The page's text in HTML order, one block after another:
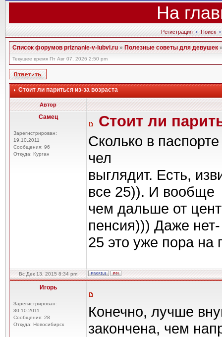
На
Регистрация • Поиск •
Список форумов priznanie-v-lubvi.ru»Полезные советы для девушек
Текущее время Пт Авг 07, 2026 2:50 pm
Стоит ли париться из-за возраста
Автор
Самец
Зарегистрирован:
19.10.2011
Сообщения: 96
Откуда: Курган
Стоит ли
Сколько в
чел
выглядит. Есть,
все 25)). И вообще
чем дальше от
пенсия))) Даже нет-
25 это уже пора на
Вс Дек 13, 2015 8:34 pm
Игорь
Зарегистрирован:
30.10.2011
Сообщения: 28
Откуда: Новосибирск
Конечно, лучше
закончена, чем